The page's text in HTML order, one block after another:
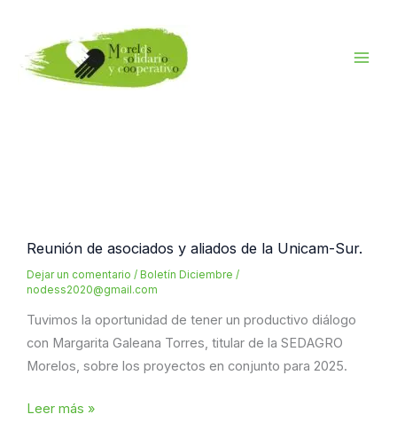
contenido
Reunión de asociados y aliados de la Unicam-Sur.
Dejar un comentario / Boletín Diciembre /
nodess2020@gmail.com
Tuvimos la oportunidad de tener un productivo diálogo
con Margarita Galeana Torres, titular de la SEDAGRO
Morelos, sobre los proyectos en conjunto para 2025.
Reunión
Leer más »